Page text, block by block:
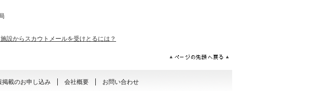
設からスカウトメールを受けとるには？
掲載のお申し込み 会社概要 お問い合わせ